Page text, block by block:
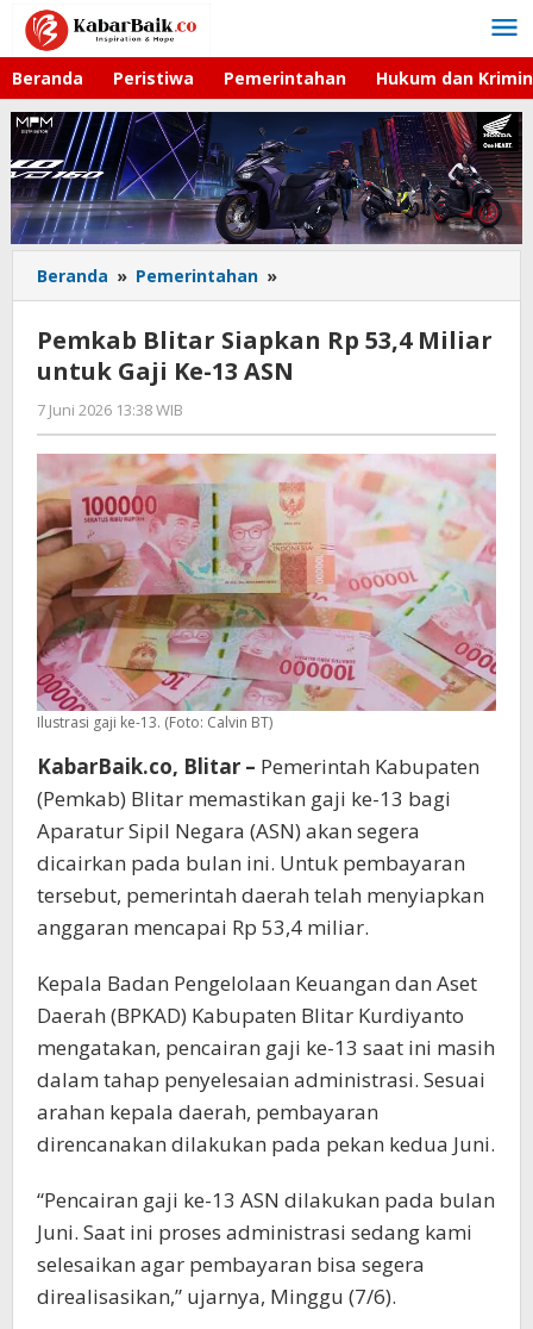
Lewati
konten
Beranda Peristiwa Pemerintahan Hukum dan
Beranda » Pemerintahan »
Blitar
Rp
53,4
Gaji
Ke-
13
ASN
Pemkab Blitar Siapkan Rp 53,4 Miliar
untuk Gaji Ke-13 ASN
7 Juni 2026 13:38 WIB
Faisal
Ilustrasi gaji ke-13. (Foto: Calvin BT)
KabarBaik.co, Blitar – Pemerintah Kabupaten
(Pemkab) Blitar memastikan gaji ke-13 bagi
Aparatur Sipil Negara (ASN) akan segera
dicairkan pada bulan ini. Untuk pembayaran
tersebut, pemerintah daerah telah menyiapkan
anggaran mencapai Rp 53,4 miliar.
Kepala Badan Pengelolaan Keuangan dan Aset
Daerah (BPKAD) Kabupaten Blitar Kurdiyanto
mengatakan, pencairan gaji ke-13 saat ini masih
dalam tahap penyelesaian administrasi. Sesuai
arahan kepala daerah, pembayaran
direncanakan dilakukan pada pekan kedua Juni.
“Pencairan gaji ke-13 ASN dilakukan pada bulan
Juni. Saat ini proses administrasi sedang kami
selesaikan agar pembayaran bisa segera
direalisasikan,” ujarnya, Minggu (7/6).